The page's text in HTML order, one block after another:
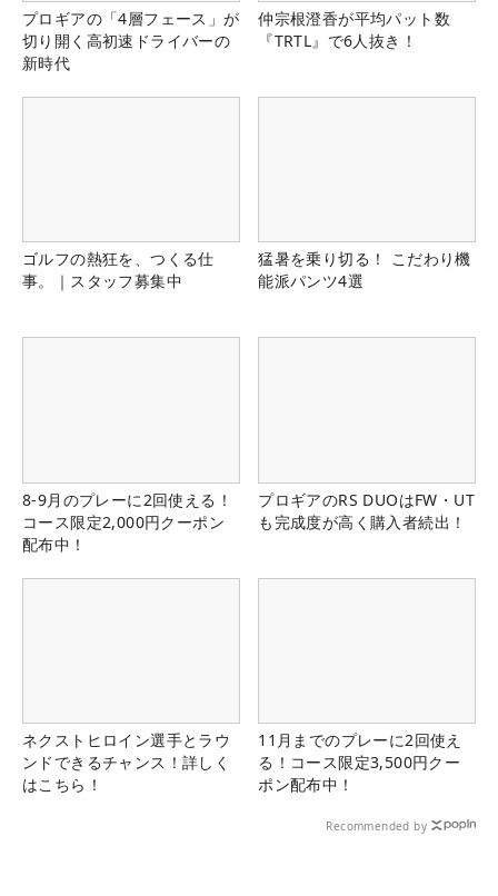
プロギアの「4層フェース」が
切り開く高初速ドライバーの
新時代
仲宗根澄香が平均パット数
『TRTL』で6人抜き！
ゴルフの熱狂を、つくる仕
事。｜スタッフ募集中
猛暑を乗り切る！ こだわり機
能派パンツ4選
8-9月のプレーに2回使える！
コース限定2,000円クーポン
配布中！
プロギアのRS DUOはFW・UT
も完成度が高く購入者続出！
ネクストヒロイン選手とラウ
ンドできるチャンス！詳しく
はこちら！
11月までのプレーに2回使え
る！コース限定3,500円クー
ポン配布中！
Recommended by